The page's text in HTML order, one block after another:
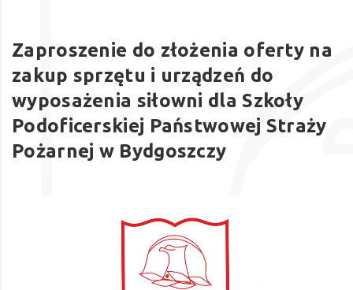
Zaproszenie do złożenia oferty na
zakup sprzętu i urządzeń do
wyposażenia siłowni dla Szkoły
Podoficerskiej Państwowej Straży
Pożarnej w Bydgoszczy